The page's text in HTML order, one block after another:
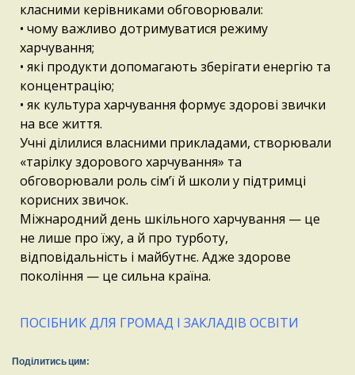
класними керівниками обговорювали:
• чому важливо дотримуватися режиму
харчування;
• які продукти допомагають зберігати енергію та
концентрацію;
• як культура харчування формує здорові звички
на все життя.
Учні ділилися власними прикладами, створювали
«тарілку здорового харчування» та
обговорювали роль сім’ї й школи у підтримці
корисних звичок.
Міжнародний день шкільного харчування — це
не лише про їжу, а й про турботу,
відповідальність і майбутнє. Адже здорове
покоління — це сильна країна.
ПОСІБНИК ДЛЯ ГРОМАД І ЗАКЛАДІВ ОСВІТИ
Поділитись цим: